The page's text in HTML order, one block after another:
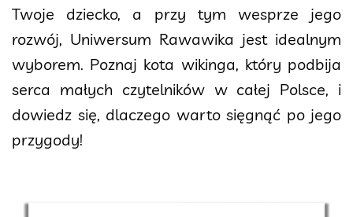
Twoje dziecko, a przy tym wesprze jego
rozwój, Uniwersum Rawawika jest idealnym
wyborem. Poznaj kota wikinga, który podbija
serca małych czytelników w całej Polsce, i
dowiedz się, dlaczego warto sięgnąć po jego
przygody!